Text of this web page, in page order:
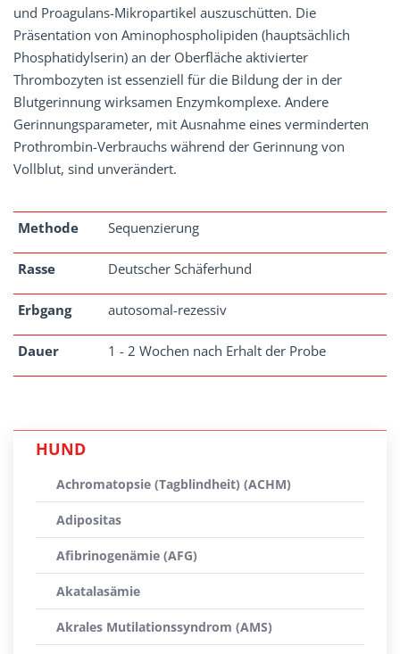
und Proagulans-Mikropartikel auszuschütten. Die
Präsentation von Aminophospholipiden (hauptsächlich
Phosphatidylserin) an der Oberfläche aktivierter
Thrombozyten ist essenziell für die Bildung der in der
Blutgerinnung wirksamen Enzymkomplexe. Andere
Gerinnungsparameter, mit Ausnahme eines verminderten
Prothrombin-Verbrauchs während der Gerinnung von
Vollblut, sind unverändert.
Methode Sequenzierung
Rasse Deutscher Schäferhund
Erbgang autosomal-rezessiv
Dauer 1 - 2 Wochen nach Erhalt der Probe
HUND
Achromatopsie (Tagblindheit) (ACHM)
Adipositas
Afibrinogenämie (AFG)
Akatalasämie
Akrales Mutilationssyndrom (AMS)